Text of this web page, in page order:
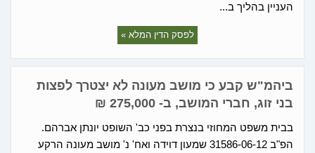
העניין בהליך ב...
לפסק הדין המלא »
ביהמ"ש קבע כי מושב מעונה לא יצטרך לפצות
בני זוג, חברי המושב, ב- 275,000 ₪
בבית משפט המחוזי בנצרת בפני כב' השופט יונתן אברהם.
הפ"ב 31586-06-12 שמעון דוידה ואח' נ' מושב מעונה הרקע